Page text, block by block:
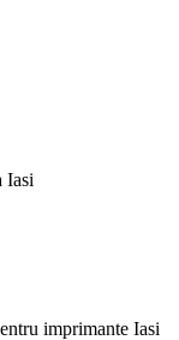
Iasi
imprimante Iasi